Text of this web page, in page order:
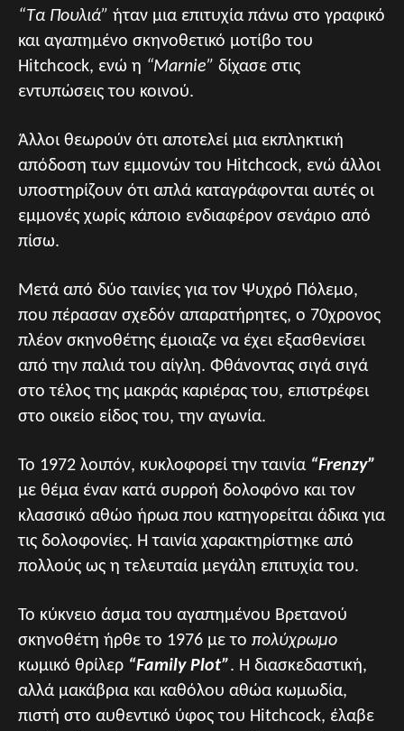
“Τα Πουλιά” ήταν μια επιτυχία πάνω στο γραφικό
και αγαπημένο σκηνοθετικό μοτίβο του
Hitchcock, ενώ η “Marnie” δίχασε στις
εντυπώσεις του κοινού.
Άλλοι θεωρούν ότι αποτελεί μια εκπληκτική
απόδοση των εμμονών του Hitchcock, ενώ άλλοι
υποστηρίζουν ότι απλά καταγράφονται αυτές οι
εμμονές χωρίς κάποιο ενδιαφέρον σενάριο από
πίσω.
Μετά από δύο ταινίες για τον Ψυχρό Πόλεμο,
που πέρασαν σχεδόν απαρατήρητες, ο 70χρονος
πλέον σκηνοθέτης έμοιαζε να έχει εξασθενίσει
από την παλιά του αίγλη. Φθάνοντας σιγά σιγά
στο τέλος της μακράς καριέρας του, επιστρέφει
στο οικείο είδος του, την αγωνία.
Το 1972 λοιπόν, κυκλοφορεί την ταινία “Frenzy”
με θέμα έναν κατά συρροή δολοφόνο και τον
κλασσικό αθώο ήρωα που κατηγορείται άδικα για
τις δολοφονίες. Η ταινία χαρακτηρίστηκε από
πολλούς ως η τελευταία μεγάλη επιτυχία του.
Το κύκνειο άσμα του αγαπημένου Βρετανού
σκηνοθέτη ήρθε το 1976 με το πολύχρωμο
κωμικό θρίλερ “Family Plot”. Η διασκεδαστική,
αλλά μακάβρια και καθόλου αθώα κωμωδία,
πιστή στο αυθεντικό ύφος του Hitchcock, έλαβε